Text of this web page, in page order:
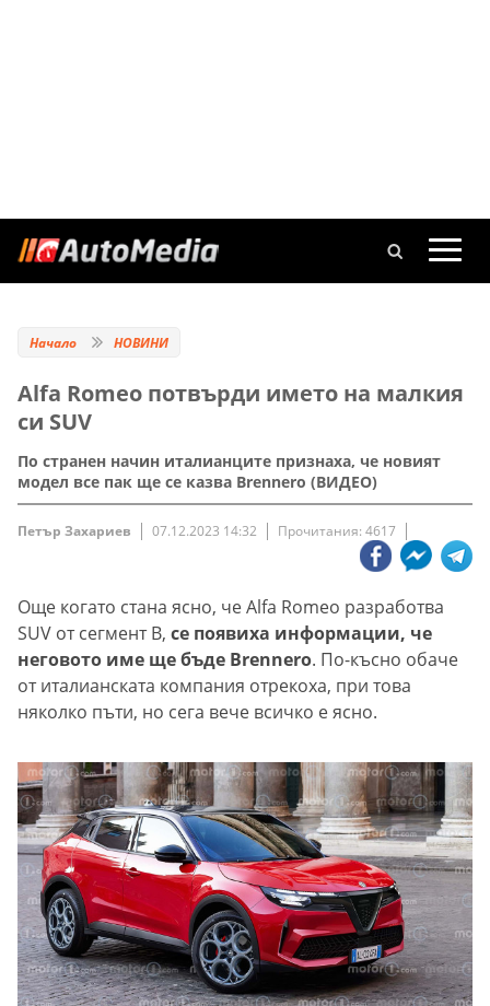
Начало НОВИНИ
Alfa Romeo потвърди името на малкия
си SUV
По странен начин италианците признаха, че новият
модел все пак ще се казва Brennero (ВИДЕО)
Петър Захариев 07.12.2023 14:32 Прочитания: 4617
Още когато стана ясно, че Alfa Romeo разработва
SUV от сегмент B, се появиха информации, че
неговото име ще бъде Brennero. По-късно обаче
от италианската компания отрекоха, при това
няколко пъти, но сега вече всичко е ясно.